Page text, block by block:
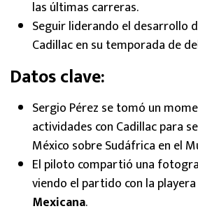
las últimas carreras.
Seguir liderando el desarrollo
Cadillac en su temporada de
Datos clave:
Sergio Pérez se tomó un
actividades con Cadillac para
México sobre Sudáfrica en el
El piloto compartió una
viendo el partido con la
Mexicana.